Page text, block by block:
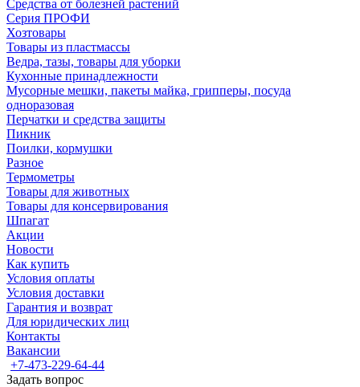
Средства от болезней растений
Серия ПРОФИ
Хозтовары
Товары из пластмассы
Ведра, тазы, товары для уборки
Кухонные принадлежности
Мусорные мешки, пакеты майка, грипперы, посуда
одноразовая
Перчатки и средства защиты
Пикник
Поилки, кормушки
Разное
Термометры
Товары для животных
Товары для консервирования
Шпагат
Акции
Новости
Как купить
Условия оплаты
Условия доставки
Гарантия и возврат
Для юридических лиц
Контакты
Вакансии
+7-473-229-64-44
Задать вопрос